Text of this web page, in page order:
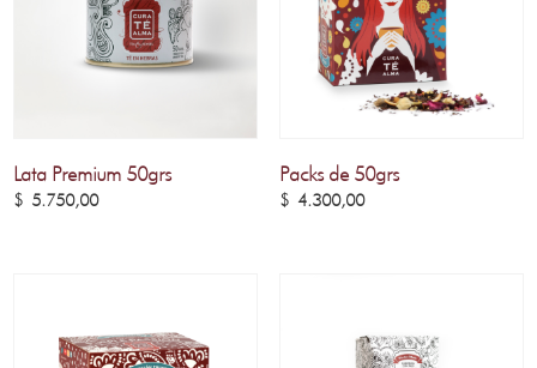
Lata Premium 50grs
$ 5.750,00
Packs de 50grs
$4.300,00